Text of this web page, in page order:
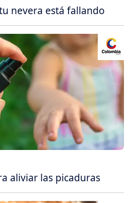
nevera está fallando
aliviar las picaduras